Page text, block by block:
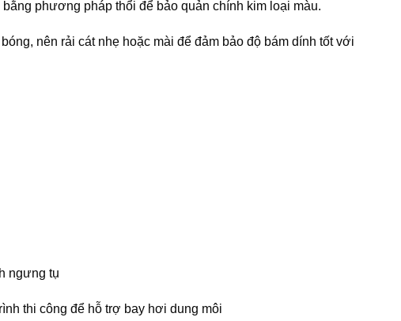
phương pháp thổi để bảo quản chính kim loại màu.
nên rải cát nhẹ hoặc mài để đảm bảo độ bám dính tốt với
ngưng tụ
thi công để hỗ trợ bay hơi dung môi